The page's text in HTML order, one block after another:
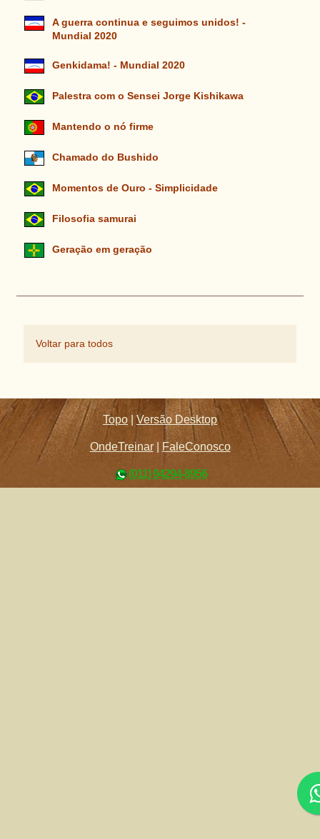
A guerra continua e seguimos unidos! -
Mundial 2020
Genkidama! - Mundial 2020
Palestra com o Sensei Jorge Kishikawa
Mantendo o nó firme
Chamado do Bushido
Momentos de Ouro - Simplicidade
Filosofia samurai
Geração em geração
Voltar para todos
Topo |Versão Desktop
OndeTreinar| FaleConosco
(011) 94294-8956